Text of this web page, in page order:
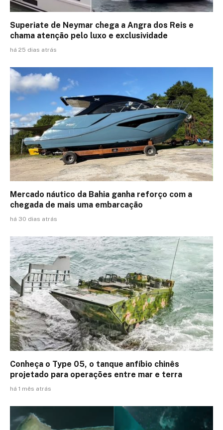
Superiate de Neymar chega a Angra dos Reis e
chama atenção pelo luxo e exclusividade
há 25 dias atrás
Mercado náutico da Bahia ganha reforço com a
chegada de mais uma embarcação
há 30 dias atrás
Conheça o Type 05, o tanque anfíbio chinês
projetado para operações entre mar e terra
há 1 mês atrás